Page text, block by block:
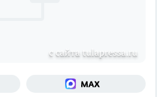
с сайта tulapressa.ru